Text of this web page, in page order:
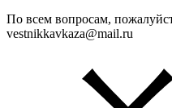
По всем вопросам,
vestnikkavkaza@mail.ru